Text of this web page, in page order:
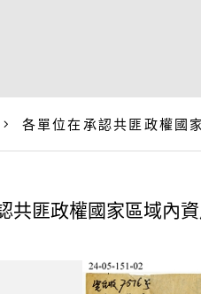
各單位在承認共匪政權國
共匪政權國家區域內